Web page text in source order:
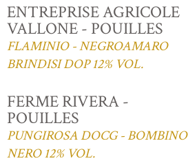
ENTREPRISE AGRICOLE
VALLONE - POUILLES
FLAMINIO - NEGROAMARO
BRINDISI DOP 12% VOL.
FERME RIVERA -
POUILLES
PUNGIROSA DOCG - BOMBINO
NERO 12% VOL.